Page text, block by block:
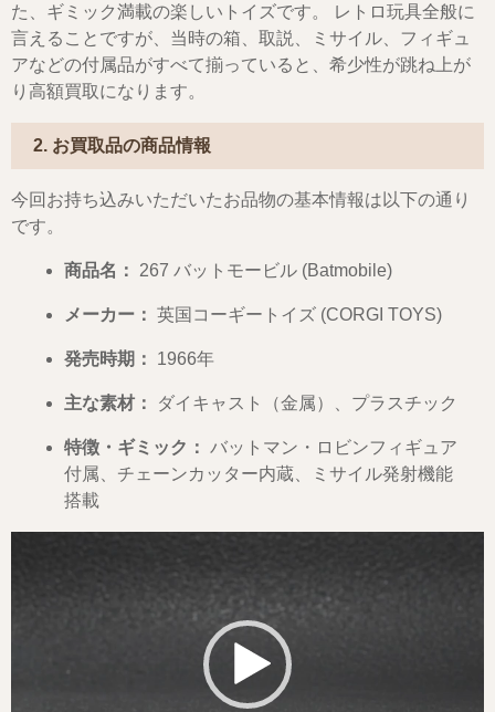
た、ギミック満載の楽しいトイズです。 レトロ玩具全般に
言えることですが、当時の箱、取説、ミサイル、フィギュ
アなどの付属品がすべて揃っていると、希少性が跳ね上が
り高額買取になります。
2. お買取品の商品情報
今回お持ち込みいただいたお品物の基本情報は以下の通り
です。
商品名： 267 バットモービル (Batmobile)
メーカー： 英国コーギートイズ (CORGI TOYS)
発売時期： 1966年
主な素材： ダイキャスト（金属）、プラスチック
特徴・ギミック： バットマン・ロビンフィギュア
付属、チェーンカッター内蔵、ミサイル発射機能
搭載